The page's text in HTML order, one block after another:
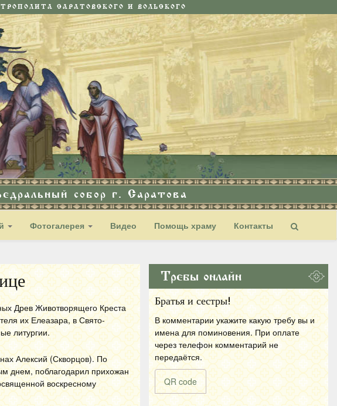
САРАТОВСКОГО И ВОЛЬСКОГО
собор г. Саратова
Фотогалерея Видео Помощь храму Контакты
Древ Животворящего Креста
их Елеазара, в Свято-
литургии.
Алексий (Скворцов). По
днем, поблагодарил прихожан
воскресному
Требы онлайн
Братья и сестры!
В комментарии укажите какую требу вы и
имена для поминовения. При оплате
через телефон комментарий не
передаётся.
QR code